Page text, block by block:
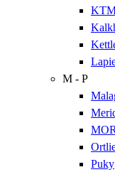
M - P
Puky